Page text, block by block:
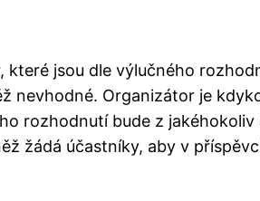
které jsou dle výlučného
nevhodné. Organizátor je
rozhodnutí bude z
žádá účastníky, aby v